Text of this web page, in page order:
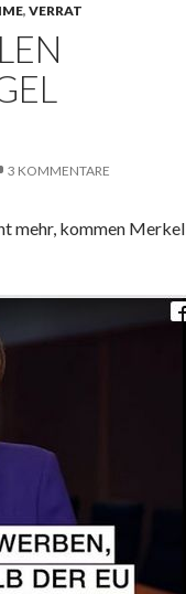
, VERRAT
3 KOMMENTARE
mehr, kommen Merkel